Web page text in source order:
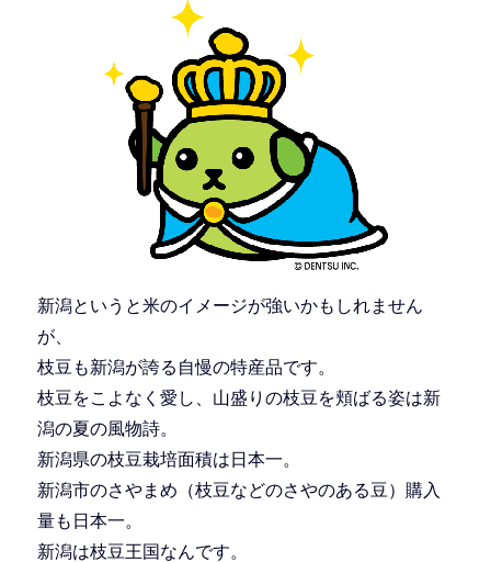
新潟というと米のイメージが強いかもしれません
が、
枝豆も新潟が誇る自慢の特産品です。
枝豆をこよなく愛し、山盛りの枝豆を頬ばる姿は新
潟の夏の風物詩。
新潟県の枝豆栽培面積は日本一。
新潟市のさやまめ（枝豆などのさやのある豆）購入
量も日本一。
新潟は枝豆王国なんです。